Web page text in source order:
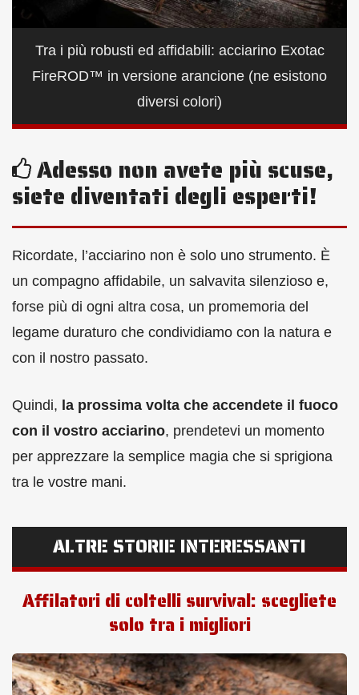
Tra i più robusti ed affidabili: acciarino Exotac
FireROD™ in versione arancione (ne esistono
diversi colori)
Adesso non avete più scuse,
siete diventati degli esperti!
Ricordate, l’acciarino non è solo uno strumento. È
un compagno affidabile, un salvavita silenzioso e,
forse più di ogni altra cosa, un promemoria del
legame duraturo che condividiamo con la natura e
con il nostro passato.
Quindi, la prossima volta che accendete il fuoco
con il vostro acciarino, prendetevi un momento
per apprezzare la semplice magia che si sprigiona
tra le vostre mani.
ALTRE STORIE INTERESSANTI
Affilatori di coltelli survival: scegliete
solo tra i migliori